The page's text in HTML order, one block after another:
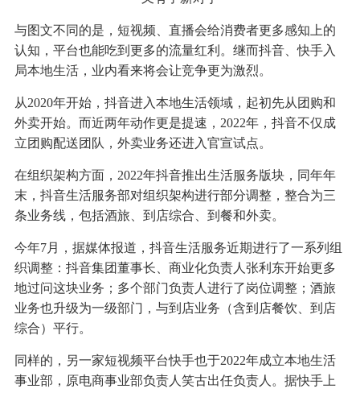
与图文不同的是，短视频、直播会给消费者更多感知上的
认知，平台也能吃到更多的流量红利。继而抖音、快手入
局本地生活，业内看来将会让竞争更为激烈。
从2020年开始，抖音进入本地生活领域，起初先从团购和
外卖开始。而近两年动作更是提速，2022年，抖音不仅成
立团购配送团队，外卖业务还进入官宣试点。
在组织架构方面，2022年抖音推出生活服务版块，同年年
末，抖音生活服务部对组织架构进行部分调整，整合为三
条业务线，包括酒旅、到店综合、到餐和外卖。
今年7月，据媒体报道，抖音生活服务近期进行了一系列组
织调整：抖音集团董事长、商业化负责人张利东开始更多
地过问这块业务；多个部门负责人进行了岗位调整；酒旅
业务也升级为一级部门，与到店业务（含到店餐饮、到店
综合）平行。
同样的，另一家短视频平台快手也于2022年成立本地生活
事业部，原电商事业部负责人笑古出任负责人。据快手上